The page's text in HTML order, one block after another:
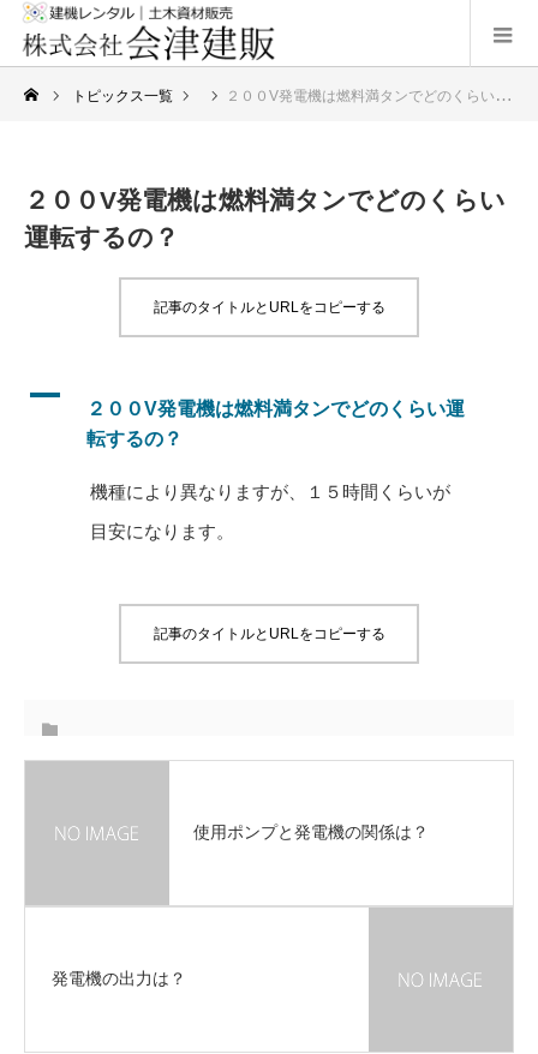
トピックス一覧 ２００V発電機は燃料満タンでどのくらい運転
２００V発電機は燃料満タンでどのくらい
運転するの？
記事のタイトルとURLをコピーする
A
２００V発電機は燃料満タンでどのくらい運
転するの？
機種により異なりますが、１５時間 くらいが
目安になります。
記事のタイトルとURLをコピーする
使用ポンプと発電機の関係は？
発電機の出力は？